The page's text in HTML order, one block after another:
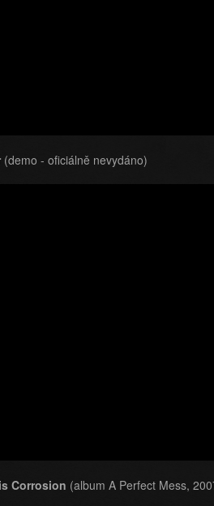
(demo - oficiálně nevydáno)
Corrosion (album A Perfect Mess,